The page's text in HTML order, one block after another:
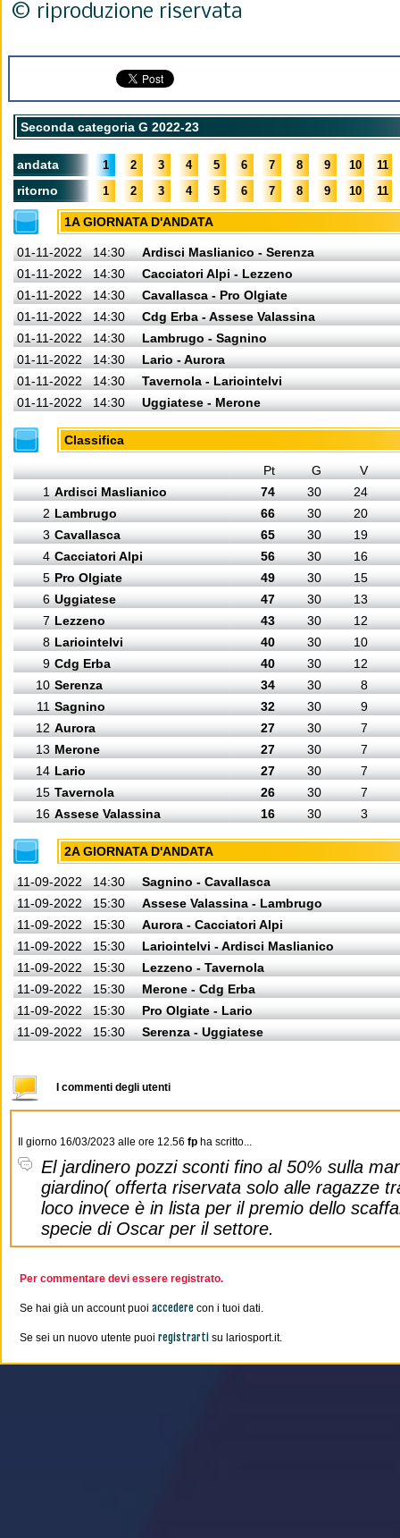
© riproduzione riservata
Seconda categoria G 2022-23
andata 1 2 3 4 5 6 7 8 9 10 11
ritorno 1 2 3 4 5 6 7 8 9 10 11
1A GIORNATA D'ANDATA
01-11-2022 14:30
Ardisci Maslianico - Serenza
01-11-2022
14:30
Cacciatori Alpi - Lezzeno
01-11-2022
14:30
Cavallasca - Pro Olgiate
01-11-2022
14:30
Cdg Erba - Assese Valassina
01-11-2022
14:30
Lambrugo - Sagnino
01-11-2022
14:30
Lario - Aurora
01-11-2022
14:30
Tavernola - Lariointelvi
01-11-2022
14:30 Uggiatese - Merone
Classifica
Pt G
V
1 Ardisci Maslianico 74 30
24
2 Lambrugo 66 30
20
3 Cavallasca 65 30
19
4 Cacciatori Alpi 56 30
16
5 Pro Olgiate 49 30
15
6 Uggiatese 47 30
13
7 Lezzeno 43 30
12
8 Lariointelvi 40 30
10
9 Cdg Erba 40 30
12
10 Serenza 34 30
8
11 Sagnino 32 30
9
12 Aurora 27 30
7
13 Merone 27 30
7
14 Lario 27 30
7
15 Tavernola 26 30
7
16 Assese Valassina 16 30 3
2A GIORNATA D'ANDATA
11-09-2022 14:30
Sagnino - Cavallasca
11-09-2022
15:30
Assese Valassina - Lambrugo
11-09-2022
15:30
Aurora - Cacciatori Alpi
11-09-2022
15:30
Lariointelvi - Ardisci Maslianico
11-09-2022
15:30
Lezzeno - Tavernola
11-09-2022
15:30
Merone - Cdg Erba
11-09-2022
15:30
Pro Olgiate - Lario
11-09-2022
15:30 Serenza - Uggiatese
I commenti degli utenti
Il giorno 16/03/2023 alle ore 12.56 fp ha scritto...
El jardinero pozzi sconti fino al 50% sulla
giardino( offerta riservata solo alle ragazze
loco invece è in lista per il premio dello
specie di Oscar per il settore.
Per commentare devi essere registrato.
Se hai già un account puoi accedere con i tuoi dati.
Se sei un nuovo utente puoi registrarti su lariosport.it.